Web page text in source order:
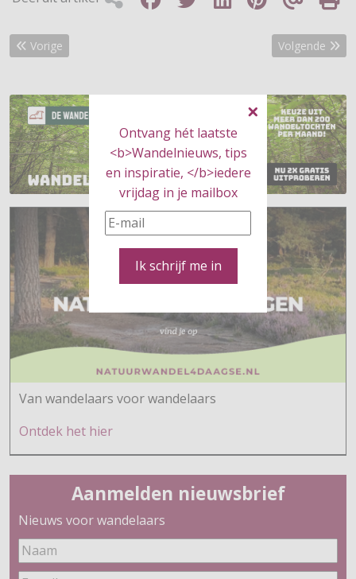
Ontvang hét laatste
<b>Wandelnieuws, tips
en inspiratie, </b>iedere
vrijdag in je mailbox
Ik schrijf me in
Vorig artikel: Lammetjes kijken, de mooiste wandelroutes
Vorige Volgende
Volgende
Van wandelaars voor wandelaars
Ontdek het hier
Aanmelden nieuwsbrief
Nieuws voor wandelaars